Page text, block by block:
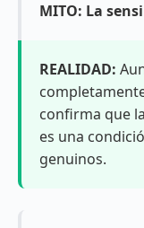
MITO: La
REALIDAD:
confirma que
es una
genuinos.